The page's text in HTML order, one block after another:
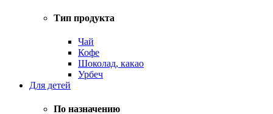
Тип продукта
Чай
Кофе
Шоколад, какао
Урбеч
Для детей
По назначению